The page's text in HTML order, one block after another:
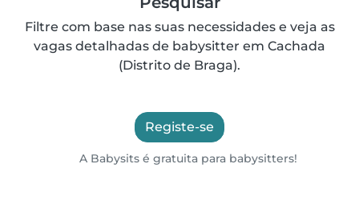
Filtre com base nas suas necessidades e veja as
vagas detalhadas de babysitter em Cachada
(Distrito de Braga).
Registe-se
A Babysits é gratuita para babysitters!